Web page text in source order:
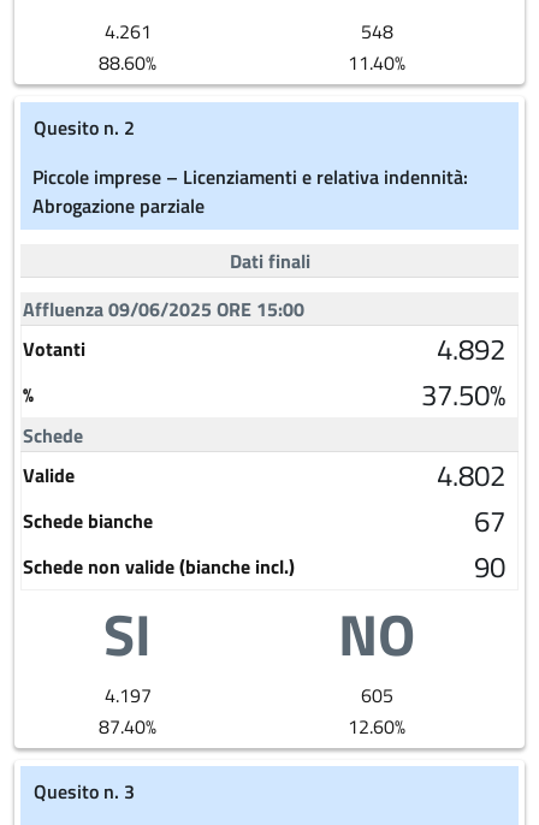
4.261
548
88.60%
11.40%
Quesito n. 2
Piccole imprese – Licenziamenti e relativa indennità:
Abrogazione parziale
Dati finali
Affluenza 09/06/2025 ORE 15:00
Votanti
4.892
% 37.50%
Schede
Valide
4.802
Schede bianche 67
Schede non valide (bianche incl.) 90
SI NO
4.197
605
87.40%
12.60%
Quesito n. 3